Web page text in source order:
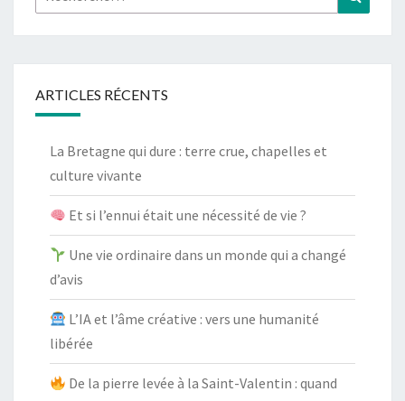
ARTICLES RÉCENTS
La Bretagne qui dure : terre crue, chapelles et
culture vivante
Et si l’ennui était une nécessité de vie ?
Une vie ordinaire dans un monde qui a changé
d’avis
L’IA et l’âme créative : vers une humanité
libérée
De la pierre levée à la Saint-Valentin : quand